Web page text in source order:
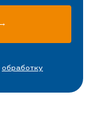
обработку